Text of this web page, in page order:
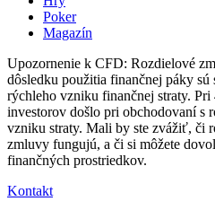
Poker
Magazín
Upozornenie k CFD: Rozdielové
dôsledku použitia finančnej páky
rýchleho vzniku finančnej straty.
investorov došlo pri obchodovaní s
vzniku straty. Mali by ste zvážiť, či
zmluvy fungujú, a či si môžete
finančných prostriedkov.
Kontakt